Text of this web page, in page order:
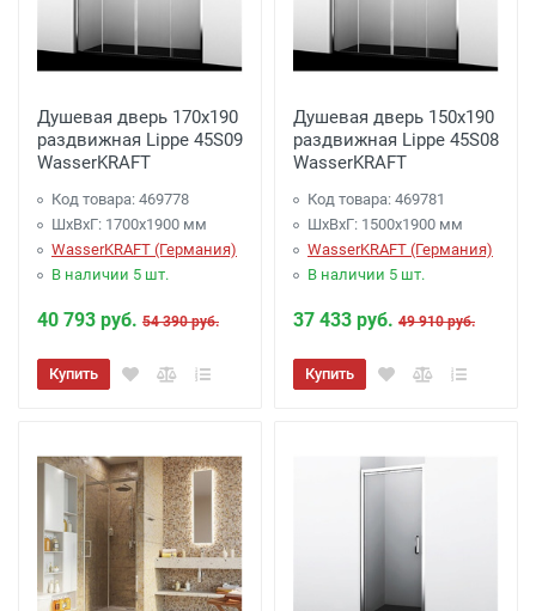
Душевая дверь 170х190
раздвижная Lippe 45S09
WasserKRAFT
Код товара: 469778
ШхВхГ: 1700х1900 мм
WasserKRAFT (Германия)
В наличии 5 шт.
40 793 руб. 54 390 руб.
Купить
Душевая дверь 150х190
раздвижная Lippe 45S08
WasserKRAFT
Код товара: 469781
ШхВхГ: 1500х1900 мм
WasserKRAFT (Германия)
В наличии 5 шт.
37 433 руб. 49 910 руб.
Купить